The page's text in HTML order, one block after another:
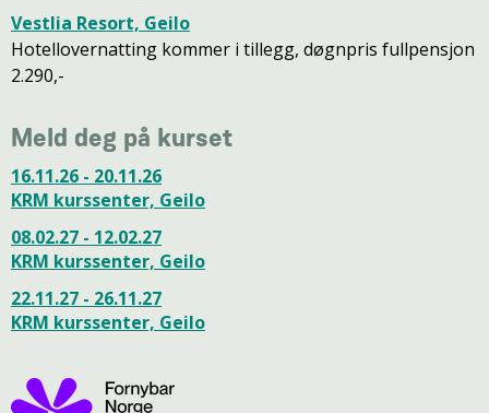
Vestlia Resort, Geilo
Hotellovernatting kommer i tillegg, døgnpris fullpensjon
2.290,-
Meld deg på kurset
16.11.26 - 20.11.26
KRM kurssenter, Geilo
08.02.27 - 12.02.27
KRM kurssenter, Geilo
22.11.27 - 26.11.27
KRM kurssenter, Geilo